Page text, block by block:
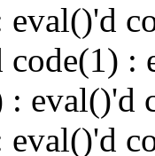
eval()'d
:
: eval()'d
eval()'d